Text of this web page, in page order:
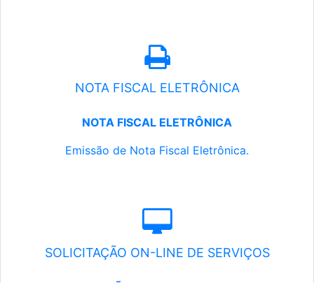
NOTA FISCAL ELETRÔNICA
NOTA FISCAL ELETRÔNICA
Emissão de Nota Fiscal Eletrônica.
SOLICITAÇÃO ON-LINE DE SERVIÇOS